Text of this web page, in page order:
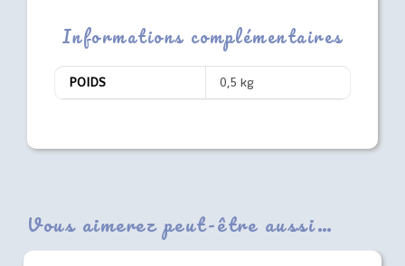
Informations complémentaires
POIDS 0,5 kg
Vous aimerez peut-être aussi…